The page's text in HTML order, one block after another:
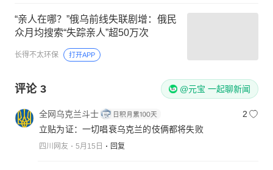
“亲人在哪？”俄乌前线失联剧增：俄民
众月均搜索“失踪亲人”超50万次
长得不太环保 打开APP
评论 3 @元宝 一起聊新闻
全网乌克兰斗士
2
立贴为证：一切唱衰乌克兰的伎俩都将失败
四川网友 5月15日 回复